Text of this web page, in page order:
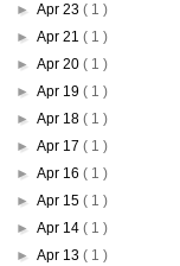
►Apr 23( 1 )
►Apr 21( 1 )
►Apr 20( 1 )
►Apr 19( 1 )
►Apr 18( 1 )
►Apr 17( 1 )
►Apr 16( 1 )
►Apr 15( 1 )
►Apr 14( 1 )
►Apr 13( 1 )